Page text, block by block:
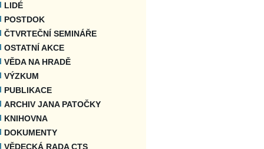
LIDÉ
POSTDOK
ČTVRTEČNÍ SEMINÁŘE
OSTATNÍ AKCE
VĚDA NA HRADĚ
VÝZKUM
PUBLIKACE
ARCHIV JANA PATOČKY
KNIHOVNA
DOKUMENTY
VĚDECKÁ RADA CTS